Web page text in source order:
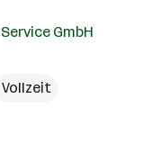
GmbH
Vollzeit